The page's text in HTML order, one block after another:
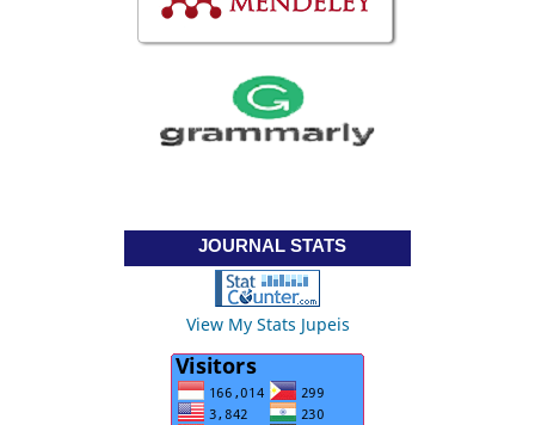
JOURNAL STATS
View My Stats Jupeis